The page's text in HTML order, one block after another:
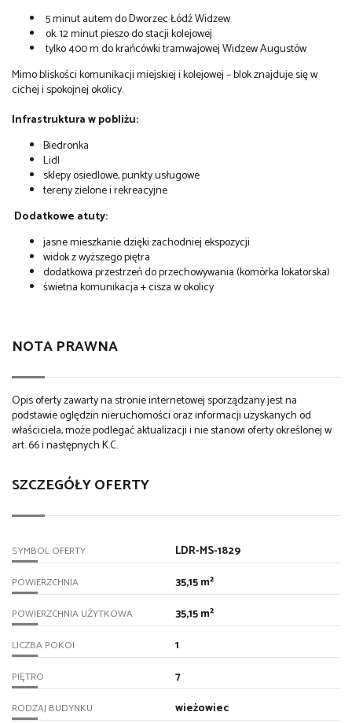
5 minut autem do Dworzec Łódź Widzew
ok. 12 minut pieszo do stacji kolejowej
tylko 400 m do krańcówki tramwajowej Widzew Augustów
Mimo bliskości komunikacji miejskiej i kolejowej – blok znajduje się w
cichej i spokojnej okolicy.
Infrastruktura w pobliżu:
Biedronka
Lidl
sklepy osiedlowe, punkty usługowe
tereny zielone i rekreacyjne
Dodatkowe atuty:
jasne mieszkanie dzięki zachodniej ekspozycji
widok z wyższego piętra
dodatkowa przestrzeń do przechowywania (komórka lokatorska)
świetna komunikacja + cisza w okolicy
NOTA PRAWNA
Opis oferty zawarty na stronie internetowej sporządzany jest na
podstawie oględzin nieruchomości oraz informacji uzyskanych od
właściciela, może podlegać aktualizacji i nie stanowi oferty określonej w
art. 66 i następnych K.C.
SZCZEGÓŁY OFERTY
SYMBOL OFERTY LDR-MS-1829
POWIERZCHNIA 35,15 m²
POWIERZCHNIA UŻYTKOWA 35,15 m²
LICZBA POKOI 1
PIĘTRO 7
RODZAJ BUDYNKU wieżowiec